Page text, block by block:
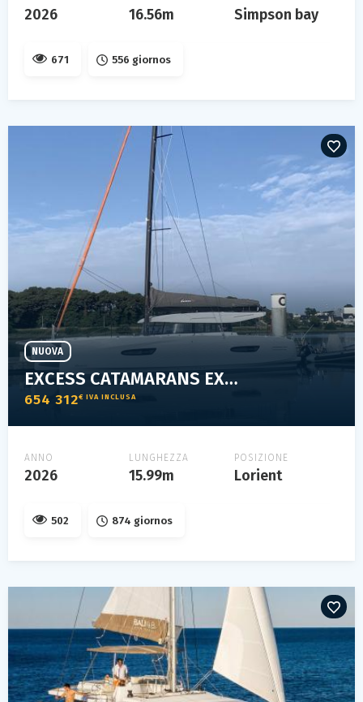
2026 16.56m Simpson bay
671 556 giornos
EXCESS CATAMARANS EXCESS 14
654 312€ IVA INCLUSA
NUOVA
ANNO
2026
LUNGHEZZA
15.99m
POSIZIONE
Lorient
502 874 giornos